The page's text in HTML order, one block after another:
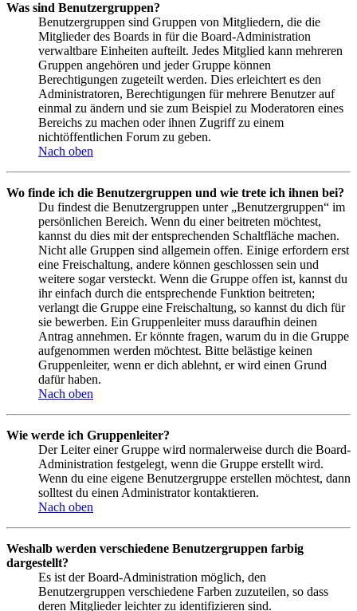
Was sind Benutzergruppen?
Benutzergruppen sind Gruppen von Mitgliedern, die die
Mitglieder des Boards in für die Board-Administration
verwaltbare Einheiten aufteilt. Jedes Mitglied kann mehreren
Gruppen angehören und jeder Gruppe können
Berechtigungen zugeteilt werden. Dies erleichtert es den
Administratoren, Berechtigungen für mehrere Benutzer auf
einmal zu ändern und sie zum Beispiel zu Moderatoren eines
Bereichs zu machen oder ihnen Zugriff zu einem
nichtöffentlichen Forum zu geben.
Nach oben
Wo finde ich die Benutzergruppen und wie trete ich ihnen bei?
Du findest die Benutzergruppen unter „Benutzergruppen“ im
persönlichen Bereich. Wenn du einer beitreten möchtest,
kannst du dies mit der entsprechenden Schaltfläche machen.
Nicht alle Gruppen sind allgemein offen. Einige erfordern erst
eine Freischaltung, andere können geschlossen sein und
weitere sogar versteckt. Wenn die Gruppe offen ist, kannst du
ihr einfach durch die entsprechende Funktion beitreten;
verlangt die Gruppe eine Freischaltung, so kannst du dich für
sie bewerben. Ein Gruppenleiter muss daraufhin deinen
Antrag annehmen. Er könnte fragen, warum du in die Gruppe
aufgenommen werden möchtest. Bitte belästige keinen
Gruppenleiter, wenn er dich ablehnt, er wird einen Grund
dafür haben.
Nach oben
Wie werde ich Gruppenleiter?
Der Leiter einer Gruppe wird normalerweise durch die Board-
Administration festgelegt, wenn die Gruppe erstellt wird.
Wenn du eine eigene Benutzergruppe erstellen möchtest, dann
solltest du einen Administrator kontaktieren.
Nach oben
Weshalb werden verschiedene Benutzergruppen farbig
dargestellt?
Es ist der Board-Administration möglich, den
Benutzergruppen verschiedene Farben zuzuteilen, so dass
deren Mitglieder leichter zu identifizieren sind.